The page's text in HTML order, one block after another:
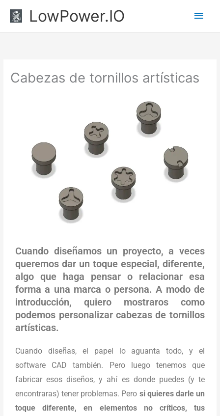
LowPower.IO
Cabezas de tornillos artísticas
Cuando diseñamos un proyecto, a veces
queremos dar un toque especial, diferente,
algo que haga pensar o relacionar esa
forma a una marca o persona. A modo de
introducción, quiero mostraros como
podemos personalizar cabezas de tornillos
artísticas.
Cuando diseñas, el papel lo aguanta todo, y el
software CAD también. Pero luego tenemos que
fabricar esos diseños, y ahí es donde puedes (y te
encontraras) tener problemas. Pero si quieres darle un
toque diferente, en elementos no críticos, tus